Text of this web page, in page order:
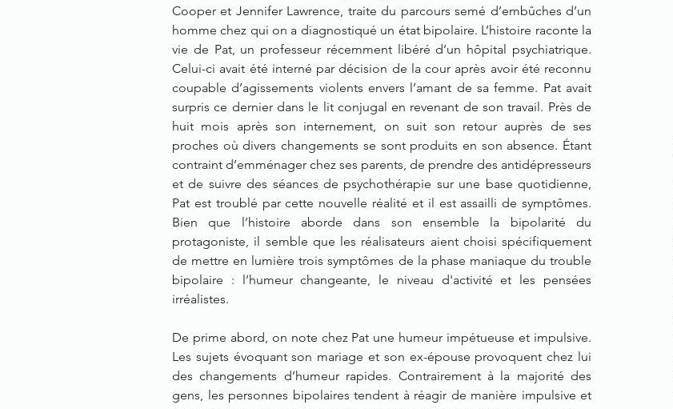
Cooper et Jennifer Lawrence, traite du parcours semé d’embûches d’un
homme chez qui on a diagnostiqué un état bipolaire. L’histoire raconte la
vie de Pat, un professeur récemment libéré d’un hôpital psychiatrique.
Celui-ci avait été interné par décision de la cour après avoir été reconnu
coupable d’agissements violents envers l’amant de sa femme. Pat avait
surpris ce dernier dans le lit conjugal en revenant de son travail. Près de
huit mois après son internement, on suit son retour auprès de ses
proches où divers changements se sont produits en son absence. Étant
contraint d’emménager chez ses parents, de prendre des antidépresseurs
et de suivre des séances de psychothérapie sur une base quotidienne,
Pat est troublé par cette nouvelle réalité et il est assailli de symptômes.
Bien que l’histoire aborde dans son ensemble la bipolarité du
protagoniste, il semble que les réalisateurs aient choisi spécifiquement
de mettre en lumière trois symptômes de la phase maniaque du trouble
bipolaire : l’humeur changeante, le niveau d'activité et les pensées
irréalistes.
De prime abord, on note chez Pat une humeur impétueuse et impulsive.
Les sujets évoquant son mariage et son ex-épouse provoquent chez lui
des changements d’humeur rapides. Contrairement à la majorité des
gens, les personnes bipolaires tendent à réagir de manière impulsive et